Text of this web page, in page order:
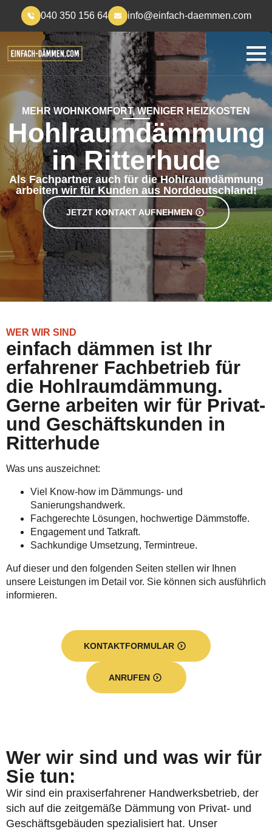
040 350 156 64 info@einfach-daemmen.com
MEHR WOHNKOMFORT, WENIGER HEIZKOSTEN
Hohlraumdämmung
in Ritterhude
Als Fachpartner auch für die Hohlraumdämmung
arbeiten wir für Kunden aus Norddeutschland!
JETZT KONTAKT AUFNEHMEN
WER WIR SIND
einfach dämmen ist Ihr
erfahrener Fachbetrieb für
die Hohlraumdämmung.
Gerne arbeiten wir für Privat-
und Geschäftskunden in
Ritterhude
Was uns auszeichnet:
Viel Know-how im Dämmungs- und
Sanierungshandwerk.
Fachgerechte Lösungen, hochwertige Dämmstoffe.
Engagement und Tatkraft.
Sachkundige Umsetzung, Termintreue.
Auf dieser und den folgenden Seiten stellen wir Ihnen
unsere Leistungen im Detail vor. Sie können sich ausführlich
informieren.
KONTAKTFORMULAR
ANRUFEN
Wer wir sind und was wir für
Sie tun:
Wir sind ein praxiserfahrener Handwerksbetrieb, der
sich auf die zeitgemäße Dämmung von Privat- und
Geschäftsgebäuden spezialisiert hat. Unser